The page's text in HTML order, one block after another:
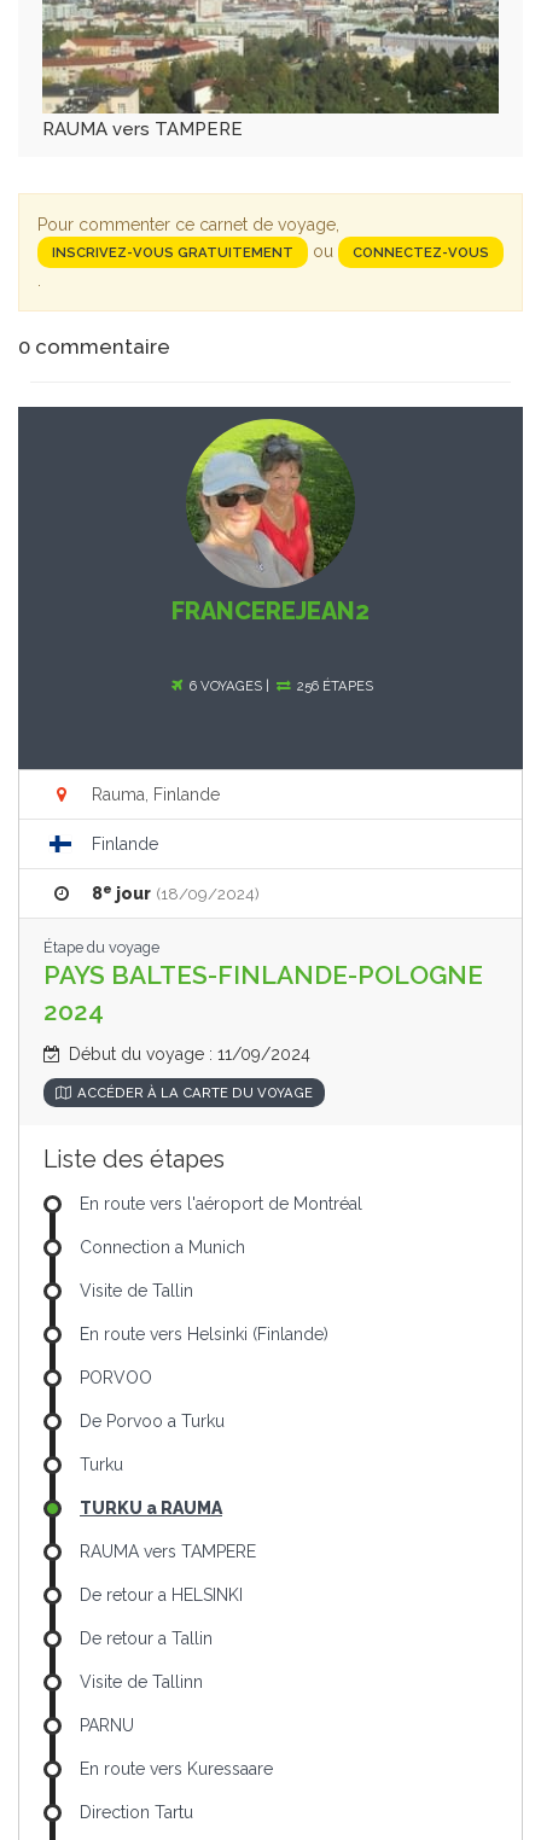
RAUMA vers TAMPERE
Pour commenter ce carnet de voyage,
INSCRIVEZ-VOUS GRATUITEMENT ou CONNECTEZ-VOUS
0 commentaire
FRANCEREJEAN2
6 VOYAGES | 256 ÉTAPES
Rauma, Finlande
Finlande
8e jour (18/09/2024)
Étape du voyage
PAYS BALTES-FINLANDE-POLOGNE
2024
Début du voyage : 11/09/2024
ACCÉDER À LA CARTE DU VOYAGE
Liste des étapes
En route vers l'aéroport de Montréal
Connection a Munich
Visite de Tallin
En route vers Helsinki (Finlande)
PORVOO
De Porvoo a Turku
Turku
TURKU a RAUMA
RAUMA vers TAMPERE
De retour a HELSINKI
De retour a Tallin
Visite de Tallinn
PARNU
En route vers Kuressaare
Direction Tartu